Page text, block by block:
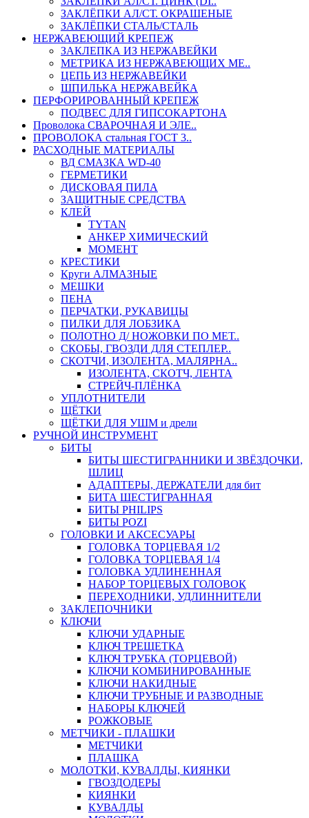
ЗАКЛЁПКИ АЛ/СТ. ОКРАШЕНЫЕ
ЗАКЛЁПКИ СТАЛЬ/СТАЛЬ
НЕРЖАВЕЮЩИЙ КРЕПЕЖ
ЗАКЛЕПКА ИЗ НЕРЖАВЕЙКИ
МЕТРИКА ИЗ НЕРЖАВЕЮЩИХ МЕ..
ЦЕПЬ ИЗ НЕРЖАВЕЙКИ
ШПИЛЬКА НЕРЖАВЕЙКА
ПЕРФОРИРОВАННЫЙ КРЕПЕЖ
ПОДВЕС ДЛЯ ГИПСОКАРТОНА
Проволока СВАРОЧНАЯ И ЭЛЕ..
ПРОВОЛОКА стальная ГОСТ 3..
РАСХОДНЫЕ МАТЕРИАЛЫ
ВД СМАЗКА WD-40
ГЕРМЕТИКИ
ДИСКОВАЯ ПИЛА
ЗАЩИТНЫЕ СРЕДСТВА
КЛЕЙ
TYTAN
АНКЕР ХИМИЧЕСКИЙ
МОМЕНТ
КРЕСТИКИ
Круги АЛМАЗНЫЕ
МЕШКИ
ПЕНА
ПЕРЧАТКИ, РУКАВИЦЫ
ПИЛКИ ДЛЯ ЛОБЗИКА
ПОЛОТНО Д/ НОЖОВКИ ПО МЕТ..
СКОБЫ, ГВОЗДИ ДЛЯ СТЕПЛЕР..
СКОТЧИ, ИЗОЛЕНТА, МАЛЯРНА..
ИЗОЛЕНТА, СКОТЧ, ЛЕНТА
СТРЕЙЧ-ПЛЁНКА
УПЛОТНИТЕЛИ
ЩЁТКИ
ЩЁТКИ ДЛЯ УШМ и дрели
РУЧНОЙ ИНСТРУМЕНТ
БИТЫ
БИТЫ ШЕСТИГРАННИКИ И ЗВЁЗДОЧКИ,
ШЛИЦ
АДАПТЕРЫ, ДЕРЖАТЕЛИ для бит
БИТА ШЕСТИГРАННАЯ
БИТЫ PHILIPS
БИТЫ POZI
ГОЛОВКИ И АКСЕСУАРЫ
ГОЛОВКА ТОРЦЕВАЯ 1/2
ГОЛОВКА ТОРЦЕВАЯ 1/4
ГОЛОВКА УДЛИНЕННАЯ
НАБОР ТОРЦЕВЫХ ГОЛОВОК
ПЕРЕХОДНИКИ, УДЛИННИТЕЛИ
ЗАКЛЕПОЧНИКИ
КЛЮЧИ
КЛЮЧИ УДАРНЫЕ
КЛЮЧ ТРЕЩЕТКА
КЛЮЧ ТРУБКА (ТОРЦЕВОЙ)
КЛЮЧИ КОМБИНИРОВАННЫЕ
КЛЮЧИ НАКИДНЫЕ
КЛЮЧИ ТРУБНЫЕ И РАЗВОДНЫЕ
НАБОРЫ КЛЮЧЕЙ
РОЖКОВЫЕ
МЕТЧИКИ - ПЛАШКИ
МЕТЧИКИ
ПЛАШКА
МОЛОТКИ, КУВАЛДЫ, КИЯНКИ
ГВОЗДОДЕРЫ
КИЯНКИ
КУВАЛДЫ